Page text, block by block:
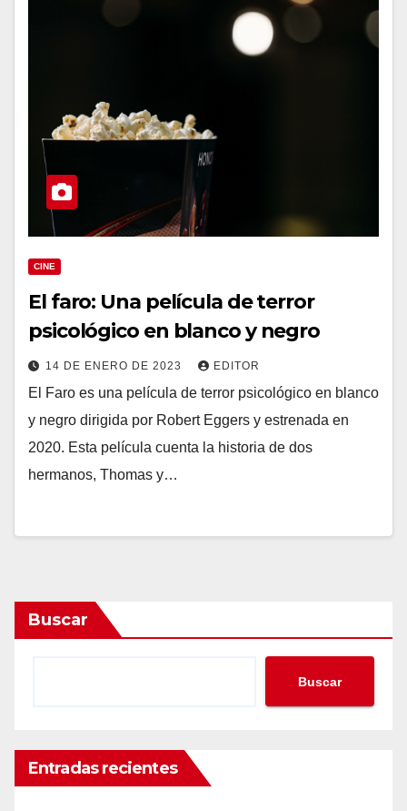
CINE
El faro: Una película de terror
psicológico en blanco y negro
14 DE ENERO DE 2023 EDITOR
El Faro es una película de terror psicológico en blanco
y negro dirigida por Robert Eggers y estrenada en
2020. Esta película cuenta la historia de dos
hermanos, Thomas y…
Buscar
Buscar
Entradas recientes